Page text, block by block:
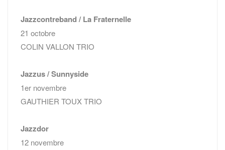
Jazzcontreband / La Fraternelle
21 octobre
COLIN VALLON TRIO
Jazzus / Sunnyside
1er novembre
GAUTHIER TOUX TRIO
Jazzdor
12 novembre